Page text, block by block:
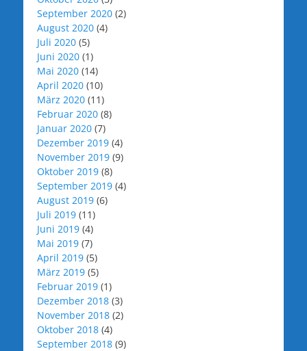
September 2020 (2)
August 2020 (4)
Juli 2020 (5)
Juni 2020 (1)
Mai 2020 (14)
April 2020 (10)
März 2020 (11)
Februar 2020 (8)
Januar 2020 (7)
Dezember 2019 (4)
November 2019 (9)
Oktober 2019 (8)
September 2019 (4)
August 2019 (6)
Juli 2019 (11)
Juni 2019 (4)
Mai 2019 (7)
April 2019 (5)
März 2019 (5)
Februar 2019 (1)
Dezember 2018 (3)
November 2018 (2)
Oktober 2018 (4)
September 2018 (9)